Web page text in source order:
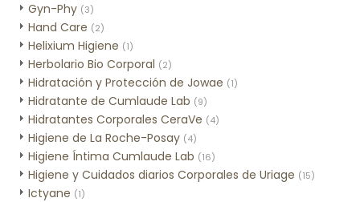
Gyn-Phy (3)
Hand Care (2)
Helixium Higiene (1)
Herbolario Bio Corporal (2)
Hidratación y Protección de Jowae (1)
Hidratante de Cumlaude Lab (9)
Hidratantes Corporales CeraVe (4)
Higiene de La Roche-Posay (4)
Higiene Íntima Cumlaude Lab (16)
Higiene y Cuidados diarios Corporales de Uriage (15)
Ictyane (1)